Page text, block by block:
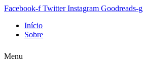
Facebook-f Twitter Instagram Goodreads-g
Início
Sobre
Menu